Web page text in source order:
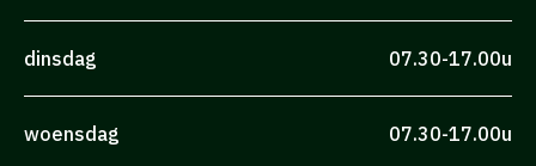
dinsdag 07.30-17.00u
woensdag 07.30-17.00u